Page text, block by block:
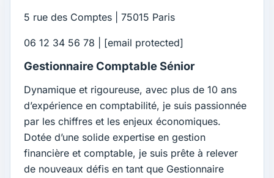
5 rue des Comptes | 75015 Paris
06 12 34 56 78 | [email protected]
Gestionnaire Comptable Sénior
Dynamique et rigoureuse, avec plus de 10 ans
d’expérience en comptabilité, je suis passionnée
par les chiffres et les enjeux économiques.
Dotée d’une solide expertise en gestion
financière et comptable, je suis prête à relever
de nouveaux défis en tant que Gestionnaire